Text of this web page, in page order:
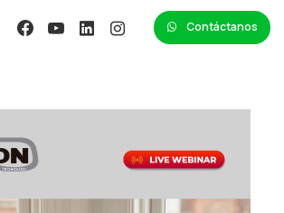
Contáctanos